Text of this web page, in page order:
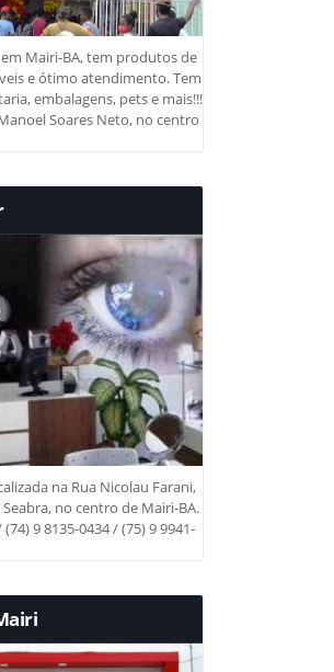
Mairi-BA, tem produtos de
e ótimo atendimento. Tem
embalagens, pets e mais!!!
Soares Neto, no centro
na Rua Nicolau Farani,
Seabra, no centro de Mairi-BA.
9 8135-0434 / (75) 9 9941-